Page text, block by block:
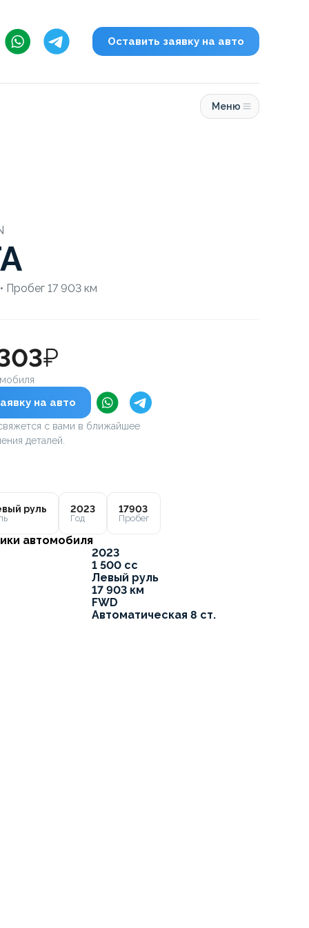
Оставить заявку на авто
Меню
Пробег 17 903 км
₽
на авто
с вами в ближайшее
деталей.
руль 2023
Год
17903
Пробег
автомобиля
2023
1 500 cc
Левый руль
17 903 км
FWD
Автоматическая 8 ст.